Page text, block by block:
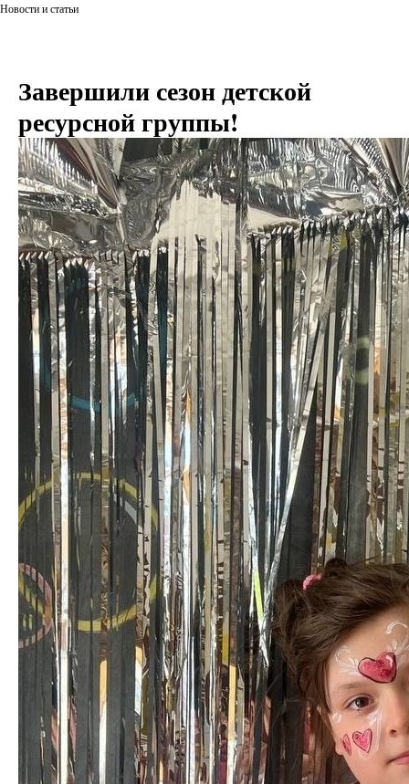
Новости и статьи
Завершили сезон детской
ресурсной группы!